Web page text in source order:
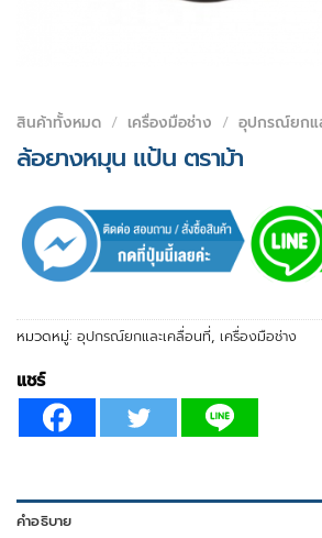
สินค้าทั้งหมด / เครื่องมือช่าง / อุปกรณ์ยกแ
ล้อยางหมุน แป้น ตราม้า
หมวดหมู่: อุปกรณ์ยกและเคลื่อนที่, เครื่องมือช่าง
แชร์
คำอธิบาย